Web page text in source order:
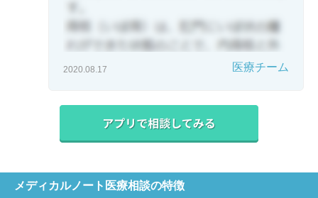
2020.08.17 医療チーム
メディカルノート医療相談の特徴